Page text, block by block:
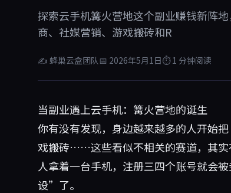
探索云手机篝火营地这个副业赚钱新阵
商、社媒营销、游戏搬砖和R
✍ 蜂巢云盒团队📅 2026年5月1日⏱ 1 分钟阅读
当副业遇上云手机：篝火营地的诞生
你有没有发现，身边越来越多的人开始
戏搬砖……这些看似不相关的赛道，其实
人拿着一台手机，注册三四个账号就会
设”了。